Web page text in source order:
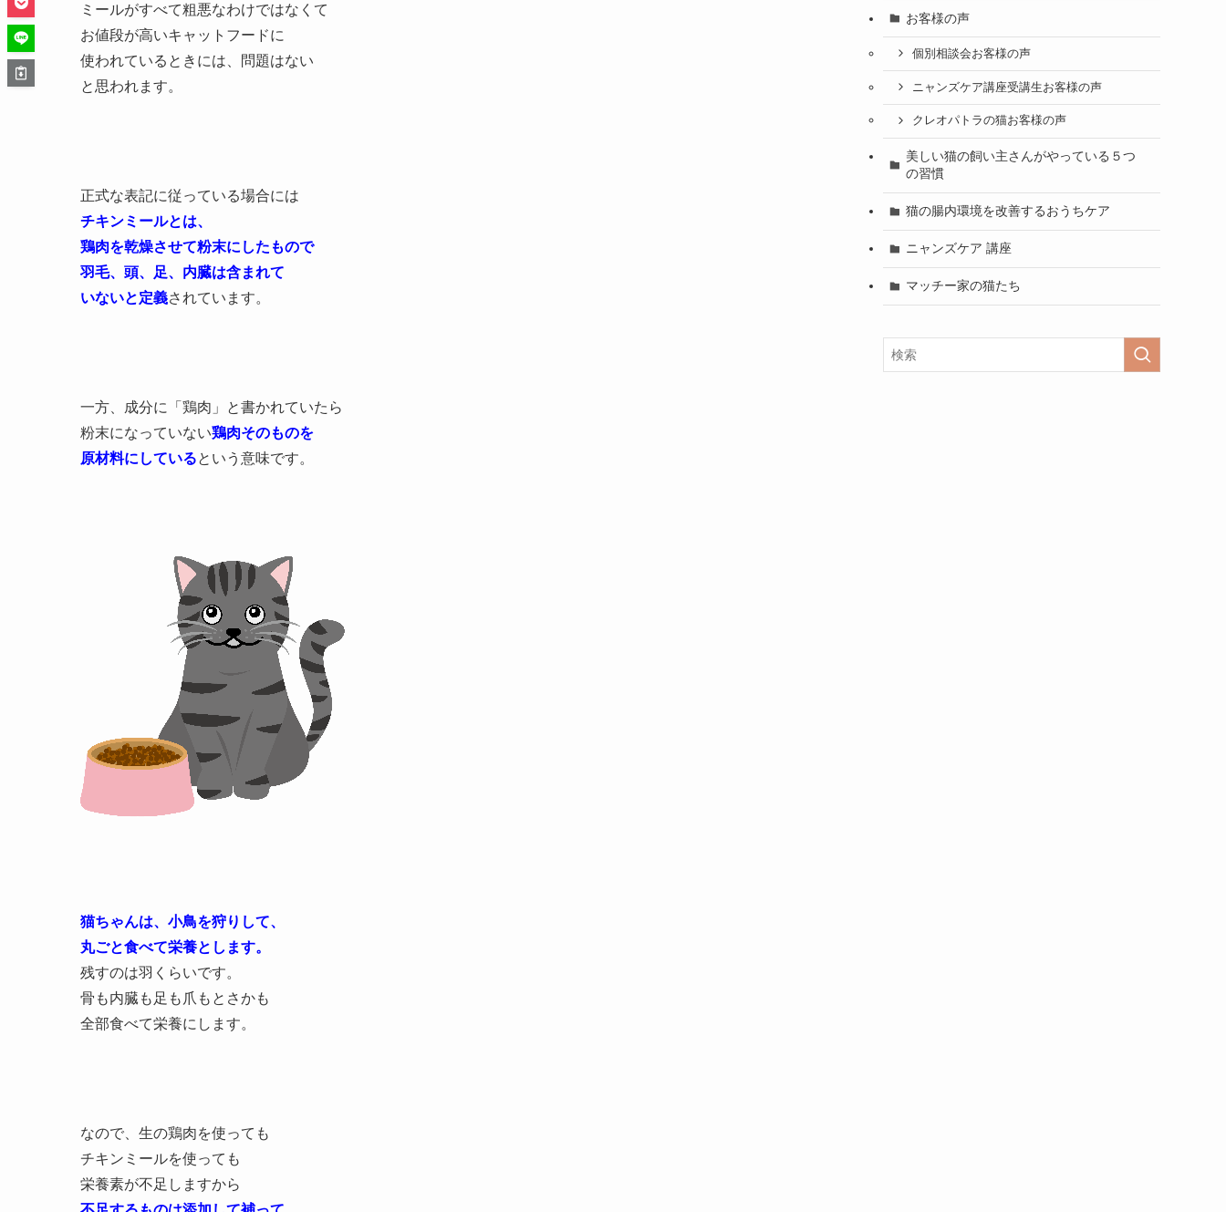
ミールがすべて粗悪なわけではなくて
お値段が高いキャットフードに
使われているときには、問題はない
と思われます。
正式な表記に従っている場合には
チキンミールとは、
鶏肉を乾燥させて粉末にしたもので
羽毛、頭、足、内臓は含まれて
いないと定義されています。
一方、成分に「鶏肉」と書かれていたら
粉末になっていない鶏肉そのものを
原材料にしているという意味です。
猫ちゃんは、小鳥を狩りして、
丸ごと食べて栄養とします。
残すのは羽くらいです。
骨も内臓も足も爪もとさかも
全部食べて栄養にします。
なので、生の鶏肉を使っても
チキンミールを使っても
栄養素が不足しますから
お客様の声
個別相談会お客様の声
ニャンズケア講座受講生お客様の声
クレオパトラの猫お客様の声
美しい猫の飼い主さんがやっている５つ
の習慣
猫の腸内環境を改善するおうちケア
ニャンズケア 講座
マッチー家の猫たち